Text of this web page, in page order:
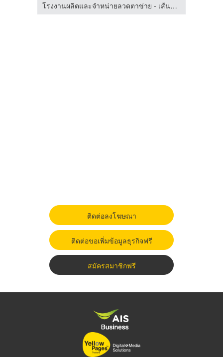
โรงงานผลิตและจำหน่ายลวดตาข่าย - เส้นชัยลวดตาข่าย
ติดต่อลงโฆษณา
ติดต่อขอเพิ่มข้อมูลธุรกิจฟรี
สมัครสมาชิกฟรี